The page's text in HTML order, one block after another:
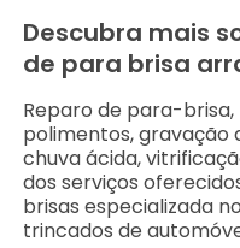
Descubra mais
de para brisa
Reparo de para-brisa,
polimentos, gravação
chuva ácida,
dos serviços
brisas especializada
trincados de